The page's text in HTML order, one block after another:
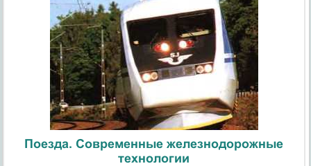
Поезда. Современные железнодорожные
технологии